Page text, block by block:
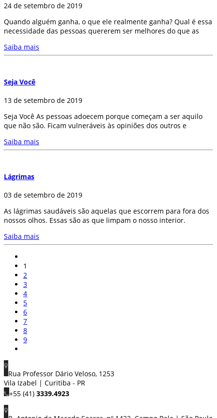
24 de setembro de 2019
Quando alguém ganha, o que ele realmente ganha? Qual é essa
necessidade das pessoas quererem ser melhores do que as
Saiba mais
Seja Você
13 de setembro de 2019
Seja Você As pessoas adoecem porque começam a ser aquilo
que não são. Ficam vulneráveis às opiniões dos outros e
Saiba mais
Lágrimas
03 de setembro de 2019
As lágrimas saudáveis são aquelas que escorrem para fora dos
nossos olhos. Essas são as que limpam o nosso interior.
Saiba mais
1
2
3
4
5
6
7
8
9
Rua Professor Dário Veloso, 1253
Vila Izabel | Curitiba - PR
+55 (41) 3339.4923